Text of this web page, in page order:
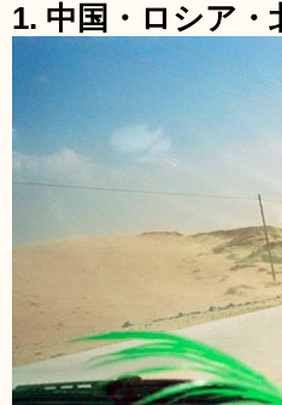
1. 中国・ロシア・